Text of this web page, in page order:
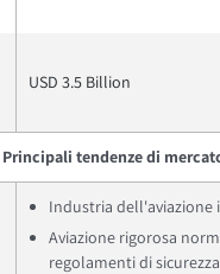
USD 3.5 Billion
Principali tendenze di
Industria dell'aviazione
Aviazione rigorosa
regolamenti di sicurezza